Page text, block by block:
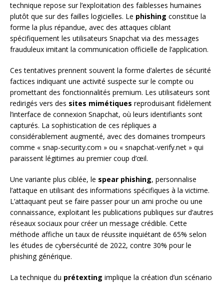
technique repose sur l’exploitation des faiblesses humaines
plutôt que sur des failles logicielles. Le phishing constitue la
forme la plus répandue, avec des attaques ciblant
spécifiquement les utilisateurs Snapchat via des messages
frauduleux imitant la communication officielle de l’application.
Ces tentatives prennent souvent la forme d’alertes de sécurité
factices indiquant une activité suspecte sur le compte ou
promettant des fonctionnalités premium. Les utilisateurs sont
redirigés vers des sites mimétiques reproduisant fidèlement
l’interface de connexion Snapchat, où leurs identifiants sont
capturés. La sophistication de ces répliques a
considérablement augmenté, avec des domaines trompeurs
comme « snap-security.com » ou « snapchat-verify.net » qui
paraissent légitimes au premier coup d’œil.
Une variante plus ciblée, le spear phishing, personnalise
l’attaque en utilisant des informations spécifiques à la victime.
L’attaquant peut se faire passer pour un ami proche ou une
connaissance, exploitant les publications publiques sur d’autres
réseaux sociaux pour créer un message crédible. Cette
méthode affiche un taux de réussite inquiétant de 65% selon
les études de cybersécurité de 2022, contre 30% pour le
phishing générique.
La technique du prétexting implique la création d’un scénario